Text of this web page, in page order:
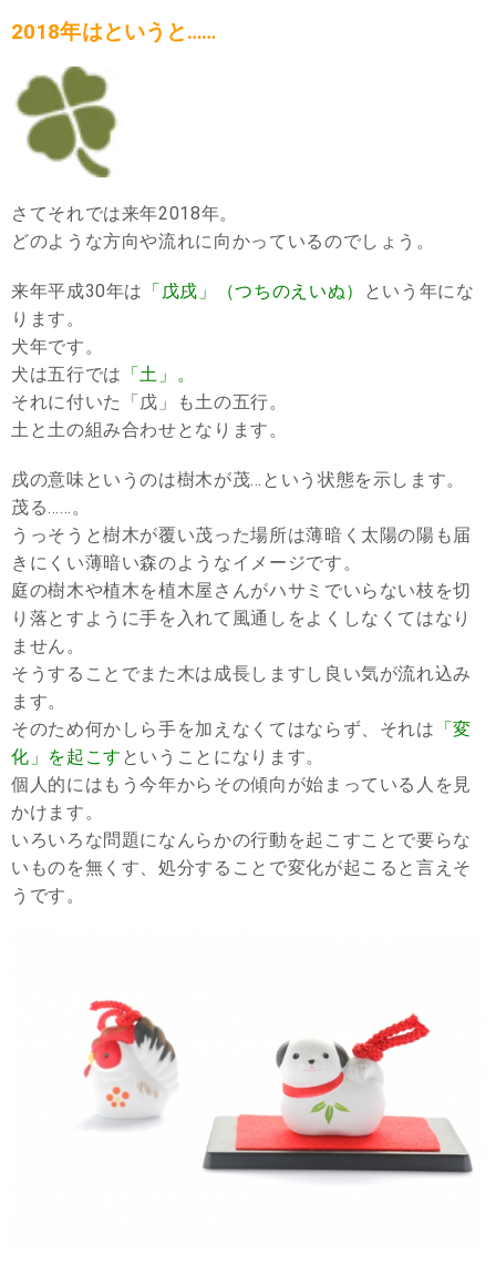
2018年はというと……
さてそれでは来年2018年。
どのような方向や流れに向かっているのでしょう。
来年平成30年は 「戊戌」（つちのえいぬ）
という年にな
ります。
犬年です。
犬は五行では 「土」。
それに付いた「戊」も土の五行。
土と土の組み合わせとなります。
戌の意味というのは樹木が茂…という状態を示します。
茂る……。
うっそうと樹木が覆い茂った場所は薄暗く太陽の陽も届
きにくい薄暗い森のようなイメージです。
庭の樹木や植木を植木屋さんがハサミでいらない枝を切
り落とすように手を入れて風通しをよくしなくてはなり
ません。
そうすることでまた木は成長しますし良い気が流れ込み
ます。
そのため何かしら手を加えなくてはならず、それは 「変
化」を起こす ということになります。
個人的にはもう今年からその傾向が始まっている人を見
かけます。
いろいろな問題になんらかの行動を起こすことで要らな
いものを無くす、処分することで変化が起こると言えそ
うです。